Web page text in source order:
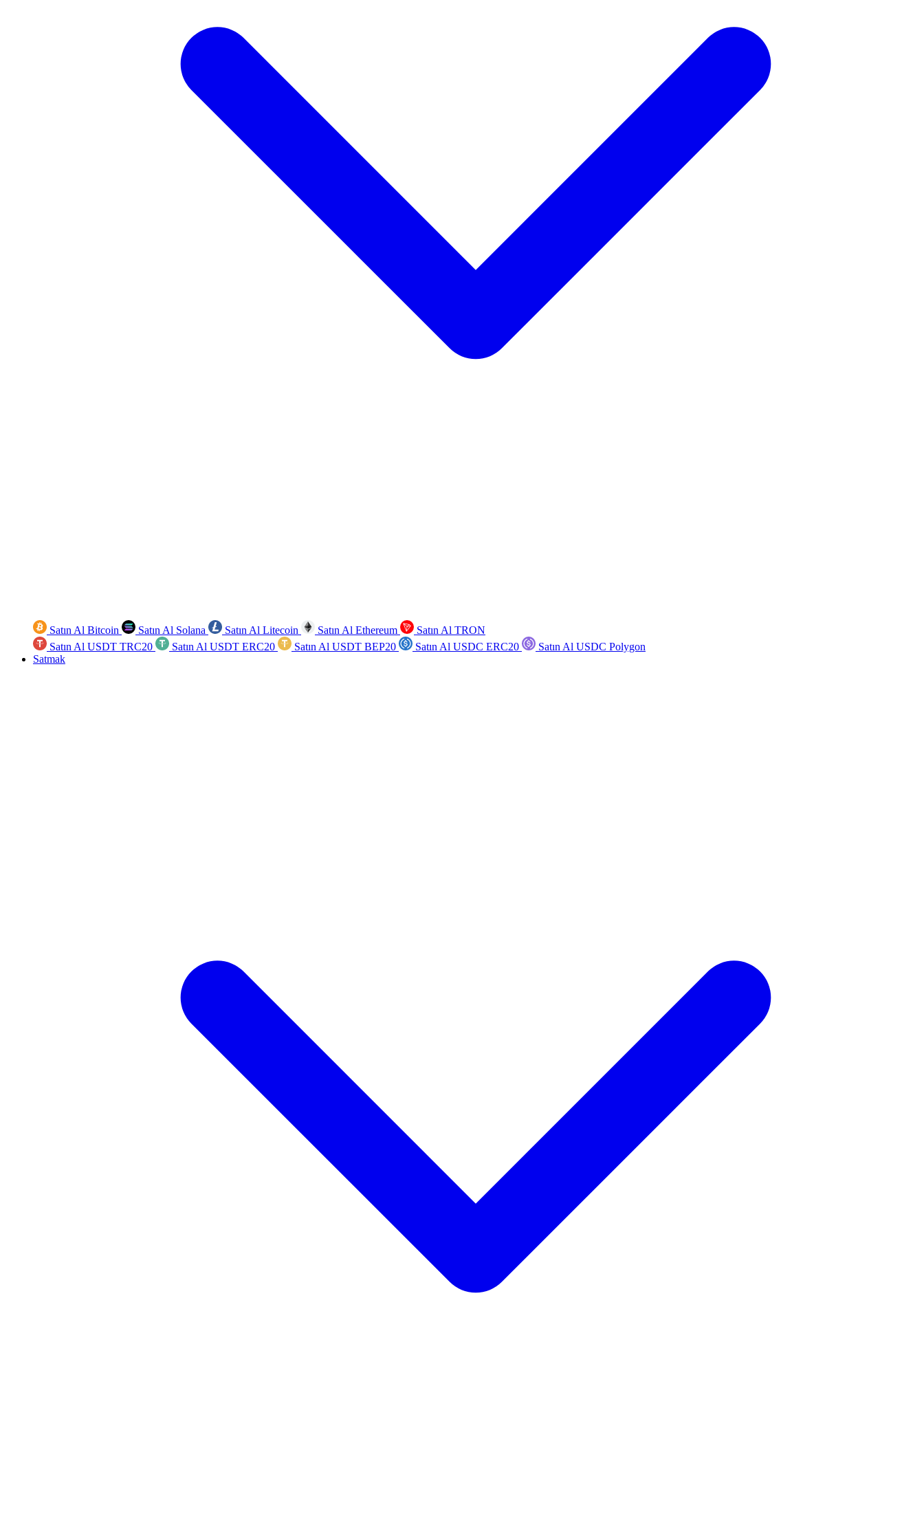
Satın Al Bitcoin Satın Al Solana Satın Al Litecoin Satın Al Ethereum
Satın Al TRON
Satın Al USDT TRC20
Satın Al USDT ERC20 Satın Al USDT BEP20 Satın Al USDC ERC20
Satın Al USDC Polygon
Satmak